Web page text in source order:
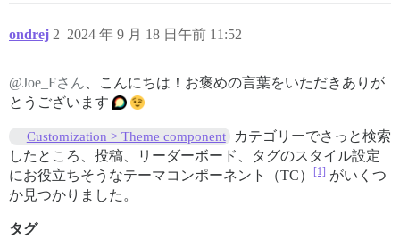
ondrej 2024 年 9 月 18 日午前 11:52
2
@Joe_Fさん 、こんにちは！お褒めの言葉をいただきありが
とうございます
Customization > Theme component
カテゴリーでさっと検索
したところ、投稿、リーダーボード、タグのスタイル設定
にお役立ちそうなテーマコンポーネント（TC）
[1] がいくつ
か見つかりました。
タグ